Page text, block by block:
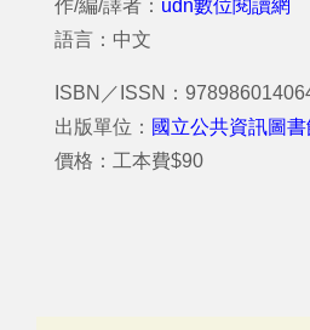
作/編/譯者： udn數位閱讀網
語言：中文
ISBN／ISSN：
出版單位： 國立公共資訊圖
價格：工本費$90